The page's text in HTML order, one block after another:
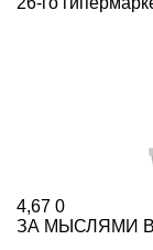
4,67 0
ЗА МЫСЛЯМИ